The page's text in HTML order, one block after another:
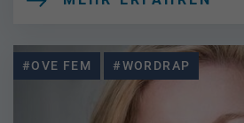
#OVE FEM #WORDRAP